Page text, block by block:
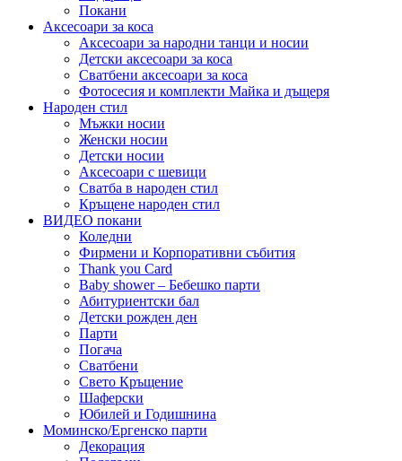
Покани
Аксесоари за коса
Аксесоари за народни танци и носии
Детски аксесоари за коса
Сватбени аксесоари за коса
Фотосесия и комплекти Майка и дъщеря
Народен стил
Мъжки носии
Женски носии
Детски носии
Аксесоари с шевици
Сватба в народен стил
Кръщене народен стил
ВИДЕО покани
Коледни
Фирмени и Корпоративни събития
Thank you Card
Baby shower – Бебешко парти
Абитуриентски бал
Детски рожден ден
Парти
Погача
Сватбени
Свето Кръщение
Шаферски
Юбилей и Годишнина
Моминско/Ергенско парти
Декорация